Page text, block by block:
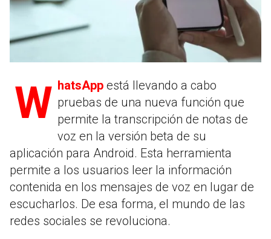
WhatsApp está llevando a cabo
pruebas de una nueva función que
permite la transcripción de notas de
voz en la versión beta de su
aplicación para Android. Esta herramienta
permite a los usuarios leer la información
contenida en los mensajes de voz en lugar de
escucharlos. De esa forma, el mundo de las
redes sociales se revoluciona.